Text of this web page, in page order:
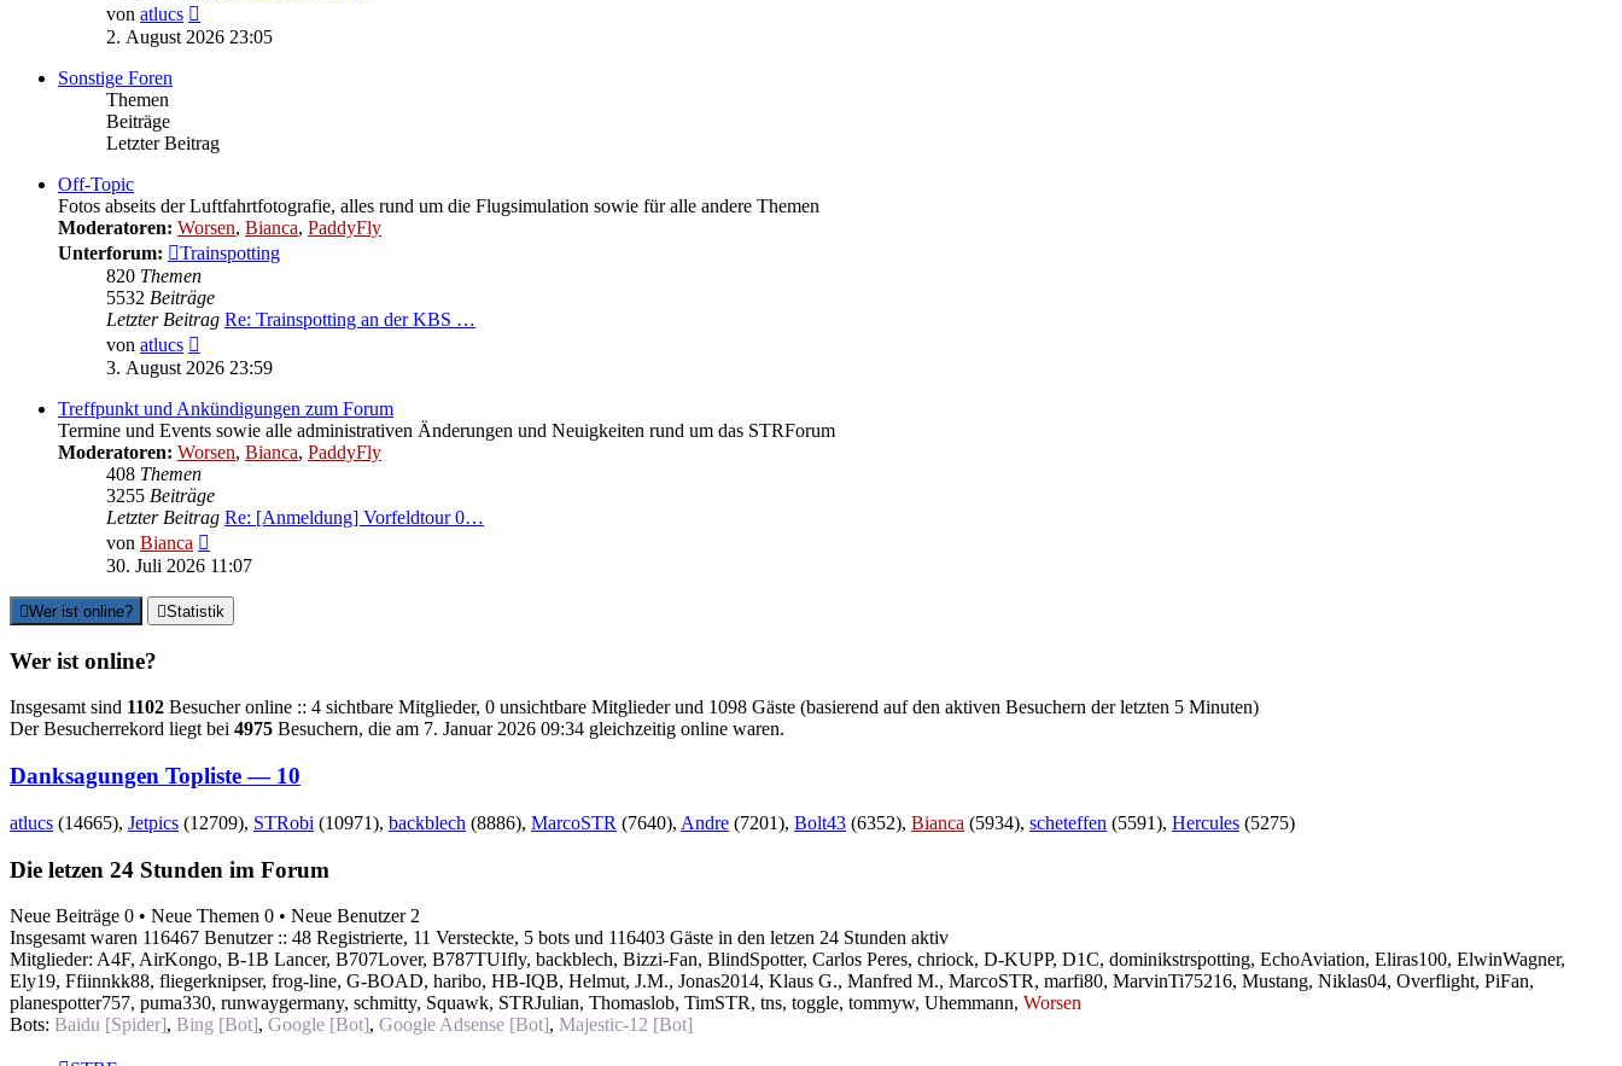
von atlucs
Beitrag
2. August 2026 23:05
Sonstige Foren
Themen
Beiträge
Letzter Beitrag
Off-Topic
Fotos abseits der Luftfahrtfotografie, alles rund um die Flugsimulation sowie für alle andere Themen
Moderatoren: Worsen, Bianca, PaddyFly
Unterforum:
Trainspotting
820 Themen
5532 Beiträge
Letzter Beitrag Re: Trainspotting an der KBS …
von atlucs
Beitrag
3. August 2026 23:59
Treffpunkt und Ankündigungen zum Forum
Termine und Events sowie alle administrativen Änderungen und Neuigkeiten rund um das STRForum
Moderatoren: Worsen, Bianca, PaddyFly
408 Themen
3255 Beiträge
Letzter Beitrag Re: [Anmeldung] Vorfeldtour 0…
von Bianca
Beitrag
30. Juli 2026 11:07
Wer ist online? Statistik
Wer ist online?
Insgesamt sind 1102 Besucher online :: 4 sichtbare Mitglieder, 0 unsichtbare Mitglieder und 1098 Gäste (basierend auf den aktiven Besuchern der letzten 5 Minuten)
Der Besucherrekord liegt bei 4975 Besuchern, die am 7. Januar 2026 09:34 gleichzeitig online waren.
Danksagungen Topliste — 10
atlucs (14665), Jetpics (12709), STRobi (10971), backblech (8886), MarcoSTR (7640), Andre (7201), Bolt43 (6352), Bianca (5934), scheteffen (5591), Hercules (5275)
Die letzen 24 Stunden im Forum
Neue Beiträge 0 • Neue Themen 0 • Neue Benutzer 2
Insgesamt waren 116467 Benutzer :: 48 Registrierte, 11 Versteckte, 5 bots und 116403 Gäste in den letzen 24 Stunden aktiv
Mitglieder: A4F, AirKongo, B-1B Lancer, B707Lover, B787TUIfly, backblech, Bizzi-Fan, BlindSpotter, Carlos Peres, chriock, D-KUPP, D1C, dominikstrspotting, EchoAviation, Eliras100, ElwinWagner,
Ely19, Ffiinnkk88, fliegerknipser, frog-line, G-BOAD, haribo, HB-IQB, Helmut, J.M., Jonas2014, Klaus G., Manfred M., MarcoSTR, marfi80, MarvinTi75216, Mustang, Niklas04, Overflight, PiFan,
planespotter757, puma330, runwaygermany, schmitty, Squawk, STRJulian, Thomaslob, TimSTR, tns, toggle, tommyw, Uhemmann, Worsen
Bots: Baidu [Spider], Bing [Bot], Google [Bot], Google Adsense [Bot], Majestic-12 [Bot]